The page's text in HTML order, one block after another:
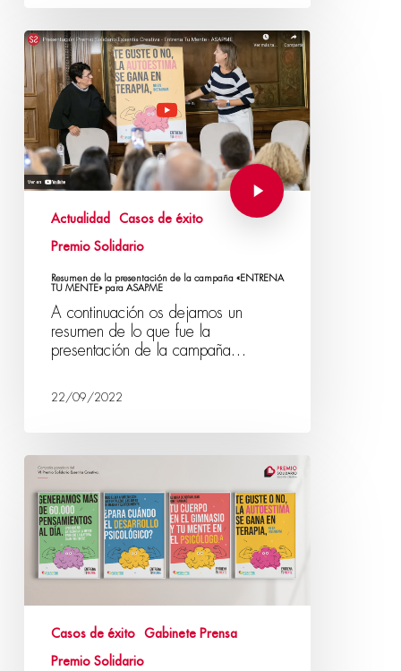
Actualidad
Casos de éxito
Premio Solidario
Resumen de la presentación de la campaña «ENTRENA
TU MENTE» para ASAPME
A continuación os dejamos un
resumen de lo que fue la
presentación de la campaña…
22/09/2022
Casos de éxito Gabinete Prensa
Premio Solidario